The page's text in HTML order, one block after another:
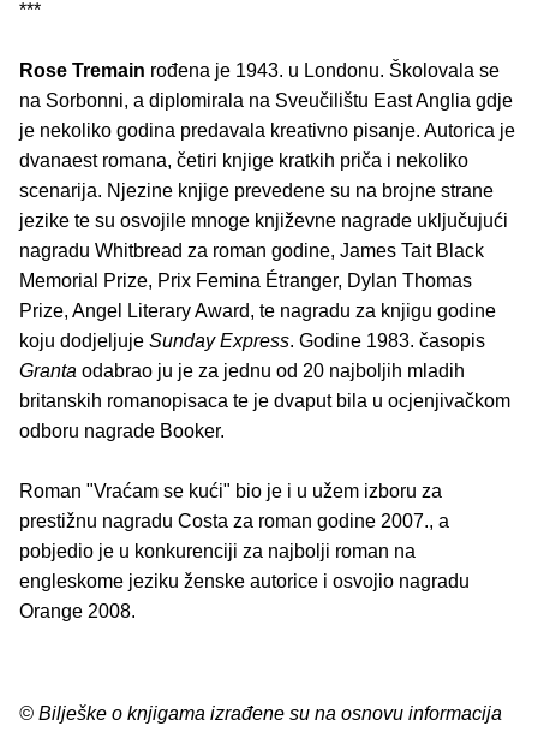
***
Rose Tremain rođena je 1943. u Londonu. Školovala se
na Sorbonni, a diplomirala na Sveučilištu East Anglia gdje
je nekoliko godina predavala kreativno pisanje. Autorica je
dvanaest romana, četiri knjige kratkih priča i nekoliko
scenarija. Njezine knjige prevedene su na brojne strane
jezike te su osvojile mnoge književne nagrade uključujući
nagradu Whitbread za roman godine, James Tait Black
Memorial Prize, Prix Femina Étranger, Dylan Thomas
Prize, Angel Literary Award, te nagradu za knjigu godine
koju dodjeljuje Sunday Express. Godine 1983. časopis
Granta odabrao ju je za jednu od 20 najboljih mladih
britanskih romanopisaca te je dvaput bila u ocjenjivačkom
odboru nagrade Booker.
Roman "Vraćam se kući" bio je i u užem izboru za
prestižnu nagradu Costa za roman godine 2007., a
pobjedio je u konkurenciji za najbolji roman na
engleskome jeziku ženske autorice i osvojio nagradu
Orange 2008.
© Bilješke o knjigama izrađene su na osnovu informacija